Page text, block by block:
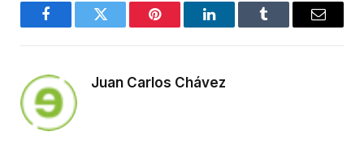
FacebookTwitter Pinterest LinkedInTumblr Email
Juan Carlos Chávez